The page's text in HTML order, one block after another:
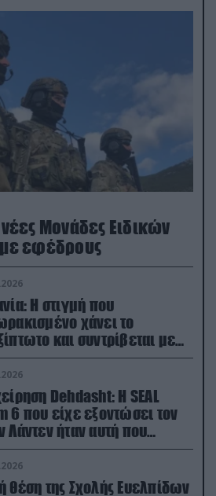
Μονάδες Ειδικών
εφέδρους
Η στιγμή που
χάνει το
και συντρίβεται με
στο έδαφος (βίντεο)
Dehdasht: Η SEAL
6 που είχε εξοντώσει τον
Λάντεν ήταν αυτή που
τον πιλότο του F-15
θέση της Σχολής Ευελπίδων